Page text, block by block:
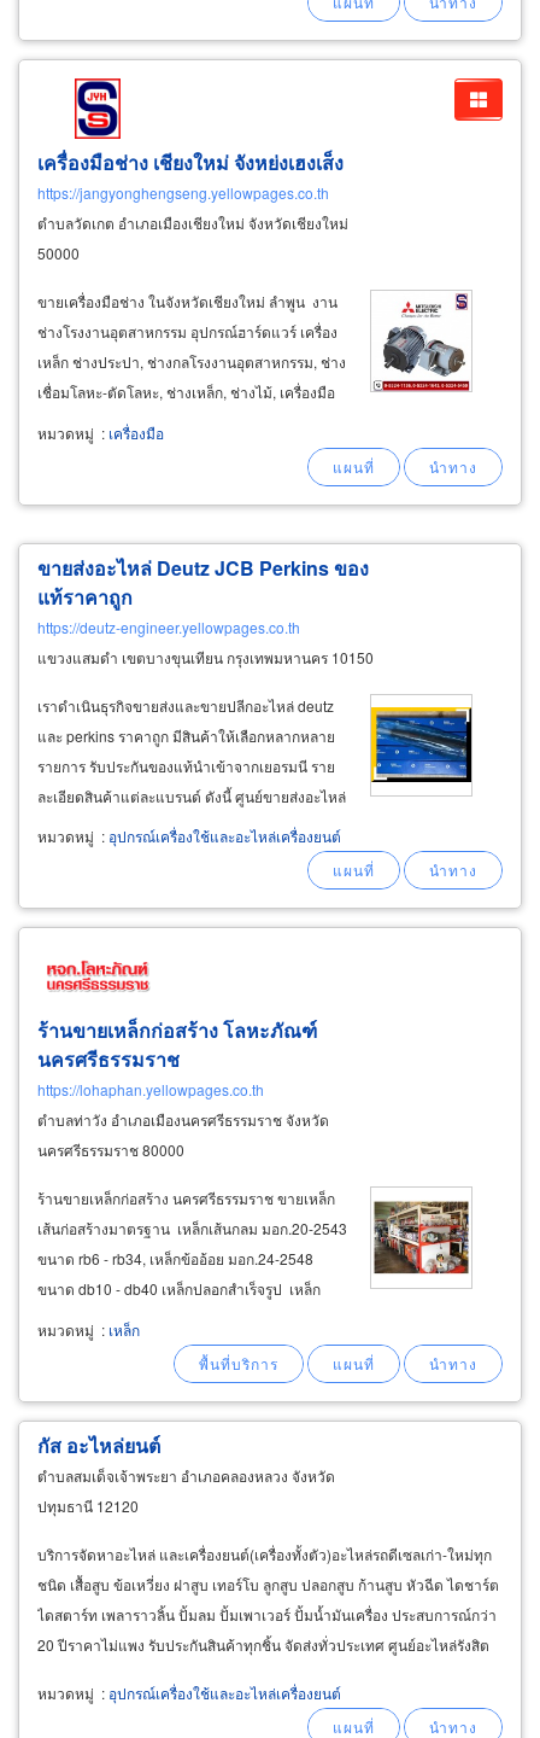
เครื่องมือช่าง เชียงใหม่ จังหย่งเฮงเส็ง
https://jangyonghengseng.yellowpages.co.th
ตำบลวัดเกต อำเภอเมืองเชียงใหม่ จังหวัดเชียงใหม่
50000
ขายเครื่องมือช่าง ในจังหวัดเชียงใหม่ ลำพูน งาน
ช่างโรงงานอุตสาหกรรม อุปกรณ์ฮาร์ดแวร์ เครื่อง
เหล็ก ช่างประปา, ช่างกลโรงงานอุตสาหกรรม, ช่าง
เชื่อมโลหะ-ตัดโลหะ, ช่างเหล็ก, ช่างไม้, เครื่องมือ
เวิร์คช้อป เครื่องมือก่อสร้าง มีอุปกรณ์วัสดุเครื่องมือ
ช่าง มืออาชีพและอะไหล่บริการช่างทั่วไป จำหน่าย
หมวดหมู่ : เครื่องมือ
ขายส่งอะไหล่ Deutz JCB Perkins ของ
แท้ราคาถูก
https://deutz-engineer.yellowpages.co.th
แขวงแสมดำ เขตบางขุนเทียน กรุงเทพมหานคร 10150
เราดำเนินธุรกิจขายส่งและขายปลีกอะไหล่ deutz
และ perkins ราคาถูก มีสินค้าให้เลือกหลากหลาย
รายการ รับประกันของแท้นำเข้าจากเยอรมนี ราย
ละเอียดสินค้าแต่ละแบรนด์ ดังนี้ ศูนย์ขายส่งอะไหล่
deutz พร้อมจัดส่งทั่วไทย มีสต็อกอะไหล่ยี่ห้อดอยซ์
ให้เลือก ทั้งไซส์สแตนดาร์ด (std) และไซส์โอเวอร์
หมวดหมู่ : อุปกรณ์เครื่องใช้และอะไหล่เครื่องยนต์
ร้านขายเหล็กก่อสร้าง โลหะภัณฑ์
นครศรีธรรมราช
https://lohaphan.yellowpages.co.th
ตำบลท่าวัง อำเภอเมืองนครศรีธรรมราช จังหวัด
นครศรีธรรมราช 80000
ร้านขายเหล็กก่อสร้าง นครศรีธรรมราช ขายเหล็ก
เส้นก่อสร้างมาตรฐาน เหล็กเส้นกลม มอก.20-2543
ขนาด rb6 - rb34, เหล็กข้ออ้อย มอก.24-2548
ขนาด db10 - db40 เหล็กปลอกสำเร็จรูป เหล็ก
ปลอกเสา เหล็กปลอกคาน ฟุตติ้งสำเร็จรูป ลวดผูก
เหล็ก ตะแกรงเทพื้น (ไวร์เมช) เหล็กแป๊ป เหล็กท่อ
หมวดหมู่ : เหล็ก
กัส อะไหล่ยนต์
ตำบลสมเด็จเจ้าพระยา อำเภอคลองหลวง จังหวัด
ปทุมธานี 12120
บริการจัดหาอะไหล่ และเครื่องยนต์(เครื่องทั้งตัว)อะไหล่รถดีเซลเก่า-ใหม่ทุก
ชนิด เสื้อสูบ ข้อเหวี่ยง ฝาสูบ เทอร์โบ ลูกสูบ ปลอกสูบ ก้านสูบ หัวฉีด ไดชาร์ต
ไดสตาร์ท เพลาราวลิ้น ปั้มลม ปั้มเพาเวอร์ ปั้มน้ำมันเครื่อง ประสบการณ์กว่า
20 ปีราคาไม่แพง รับประกันสินค้าทุกชิ้น จัดส่งทั่วประเทศ ศูนย์อะไหล่รังสิต
หมวดหมู่ : อุปกรณ์เครื่องใช้และอะไหล่เครื่องยนต์